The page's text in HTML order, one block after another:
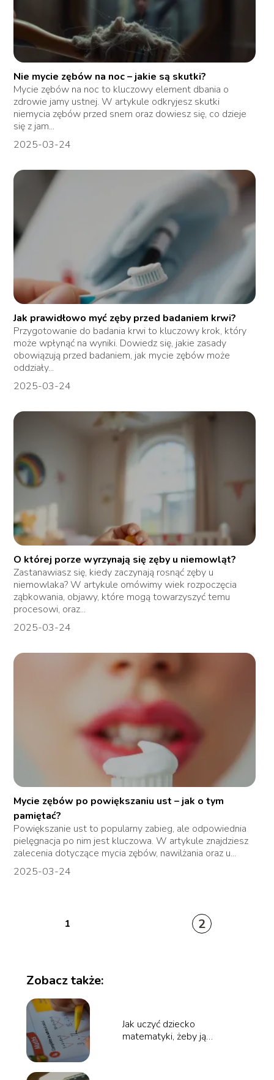
Nie mycie zębów na noc – jakie są skutki?
Mycie zębów na noc to kluczowy element dbania o
zdrowie jamy ustnej. W artykule odkryjesz skutki
niemycia zębów przed snem oraz dowiesz się, co dzieje
się z jam...
2025-03-24
Jak prawidłowo myć zęby przed badaniem krwi?
Przygotowanie do badania krwi to kluczowy krok, który
może wpłynąć na wyniki. Dowiedz się, jakie zasady
obowiązują przed badaniem, jak mycie zębów może
oddziały...
2025-03-24
O której porze wyrzynają się zęby u niemowląt?
Zastanawiasz się, kiedy zaczynają rosnąć zęby u
niemowlaka? W artykule omówimy wiek rozpoczęcia
ząbkowania, objawy, które mogą towarzyszyć temu
procesowi, oraz...
2025-03-24
Mycie zębów po powiększaniu ust – jak o tym
pamiętać?
Powiększanie ust to popularny zabieg, ale odpowiednia
pielęgnacja po nim jest kluczowa. W artykule znajdziesz
zalecenia dotyczące mycia zębów, nawilżania oraz u...
2025-03-24
1 2
Zobacz także:
Jak uczyć dziecko
matematyki, żeby ją